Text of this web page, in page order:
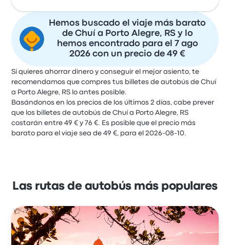
Hemos buscado el viaje más barato
de Chuí a Porto Alegre, RS y lo
hemos encontrado para el 7 ago
2026 con un precio de 49 €
Si quieres ahorrar dinero y conseguir el mejor asiento, te
recomendamos que compres tus billetes de autobús de Chuí
a Porto Alegre, RS lo antes posible.
Basándonos en los precios de los últimos 2 días, cabe prever
que los billetes de autobús de Chuí a Porto Alegre, RS
costarán entre 49 € y 76 €. Es posible que el precio más
barato para el viaje sea de 49 €, para el 2026-08-10.
Las rutas de autobús más populares